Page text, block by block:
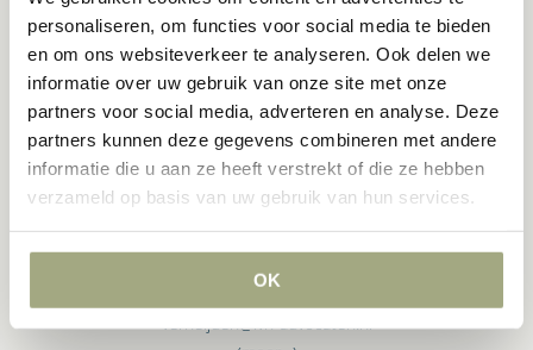
personaliseren, om functies voor social media te bieden
en om ons websiteverkeer te analyseren. Ook delen we
informatie over uw gebruik van onze site met onze
partners voor social media, adverteren en analyse. Deze
partners kunnen deze gegevens combineren met andere
informatie die u aan ze heeft verstrekt of die ze hebben
verzameld op basis van uw gebruik van hun services.
OK
PETER VERHEIJDEN
Advocaat
+31 (0)6 53 88 04 51
verheijden@lvh-advocaten.nl